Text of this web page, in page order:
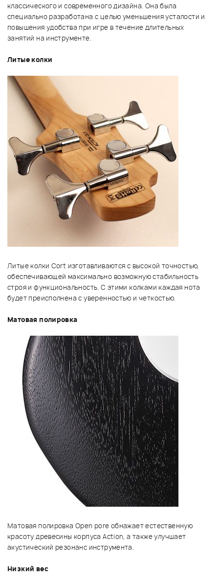
классического и современного дизайна. Она была
специально разработана с целью уменьшения усталости и
повышения удобства при игре в течение длительных
занятий на инструменте.
Литые колки
Литые колки Cort изготавливаются с высокой точностью,
обеспечивающей максимально возможную стабильность
строя и функциональность. С этими колками каждая нота
будет преисполнена с уверенностью и четкостью.
Матовая полировка
Матовая полировка Open pore обнажает естественную
красоту древесины корпуса Action, а также улучшает
акустический резонанс инструмента.
Низкий вес